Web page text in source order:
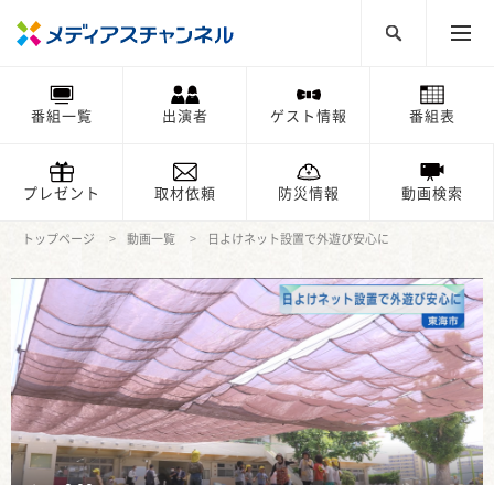
番組一覧 出演者 ゲスト情報 番組表
プレゼント 取材依頼 防災情報 動画検索
トップページ 動画一覧 日よけネット設置で外遊び安心に